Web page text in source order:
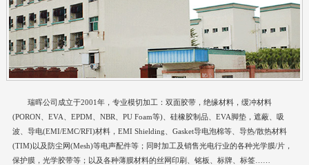
瑞晖公司成立于2001年，专业模切加工：双面胶带，绝缘材料，缓冲材料
(PORON、EVA、EPDM、NBR、PU Foam等)、硅橡胶制品、EVA脚垫，遮蔽、吸
波、导电(EMI/EMC/RFI)材料，EMI Shielding、Gasket导电泡棉等、导热/散热材料
(TIM)以及防尘网(Mesh)等电声配件等；同时加工及销售光电行业的各种光学膜/片，
保护膜，光学胶带等；以及各种薄膜材料的丝网印刷、铭板、标牌、标签……